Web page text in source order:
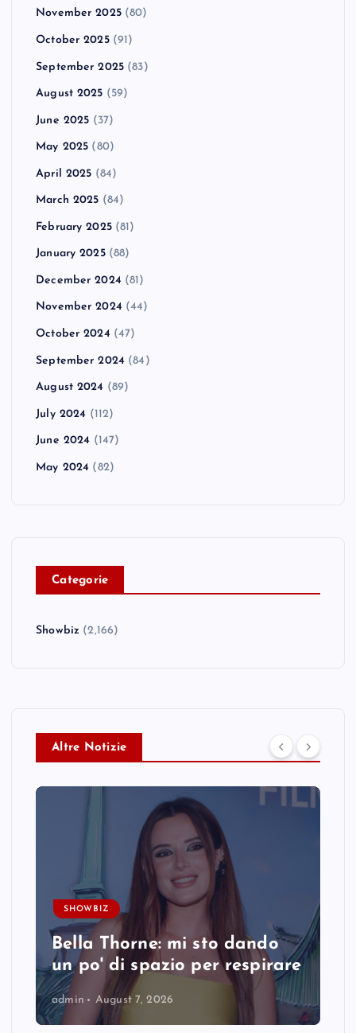
November 2025(80)
October 2025(91)
September 2025 (83)
August 2025 (59)
June 2025 (37)
May 2025 (80)
April 2025 (84)
March 2025 (84)
February 2025(81)
January 2025(88)
December 2024 (81)
November 2024 (44)
October 2024 (47)
September 2024 (84)
August 2024 (89)
July 2024 (112)
June 2024 (147)
May 2024 (82)
Categorie
Showbiz (2,166)
Altre Notizie
SHOWBIZ
Bella Thorne: mi sto dando
un po' di spazio per respirare
admin August 7, 2026